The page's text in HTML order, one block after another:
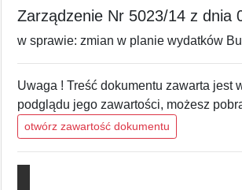
Zarządzenie Nr 5023/14 z dnia
w sprawie: zmian w planie wydatków
Uwaga ! Treść dokumentu zawarta jest
podglądu jego zawartości, możesz
otwórz zawartość dokumentu